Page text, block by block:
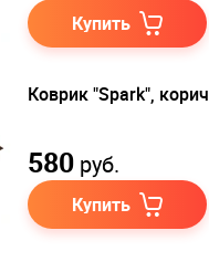
Купить
Коврик "Spark",
580 руб.
Купить